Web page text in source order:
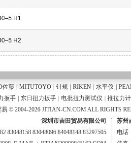
H1
H2
佐藤 MITUTOYO 针规 RIKEN 水平仪
扳手 东日扭力扳手 电批扭力测试仪 推拉力计
© 2004-2026 JITIAN-CN.COM ALL RIGHTS
深圳市吉田贸易有限公司
83048158 83048096 84048148 83297505
苏州
电话